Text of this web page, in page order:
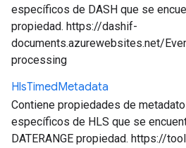
específicos de DASH que se
propiedad. https://dashif-
documents.azurewebsites.net/
processing
HlsTimedMetadata
Contiene propiedades de
específicos de HLS que se
DATERANGE propiedad. https://